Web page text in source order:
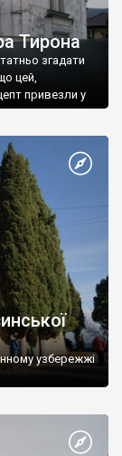
Тирона
згадати
цей,
привезли у
узбережжі